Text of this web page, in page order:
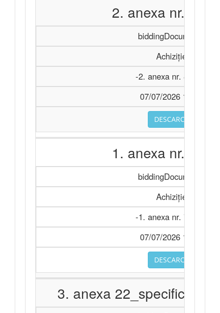
2. anexa nr.
biddingDocuments
Achiziție
-2. anexa nr. 8.docx
07/07/2026 11:28
DESCARCA
1. anexa nr.
biddingDocuments
Achiziție
-1. anexa nr. 7.docx
07/07/2026 11:28
DESCARCA
3. anexa 22_specificații